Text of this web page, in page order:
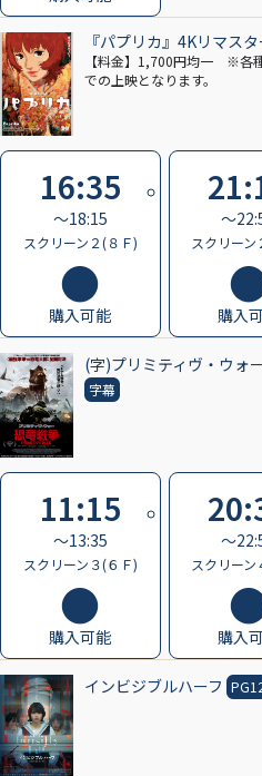
『パプリカ』4Kリマス
【料金】1,700円均一 ※各
での上映となります。
16:35
〜18:15
スクリーン２(８Ｆ)
購入可能
〜
スクリーン
購入
(字)プリミティヴ・ウォ
字幕
11:15
〜13:35
スクリーン３(６Ｆ)
購入可能
〜
スクリーン
購入
インビジブルハーフ